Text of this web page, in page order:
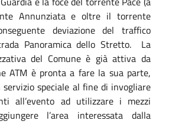
Annunziata e oltre il torrente
deviazione del traffico
Panoramica dello Stretto.
La
del Comune è già attiva da
ATM è pronta a fare la sua parte,
servizio speciale al fine di invogliare
all’evento ad utilizzare i mezzi
l’area interessata dalla